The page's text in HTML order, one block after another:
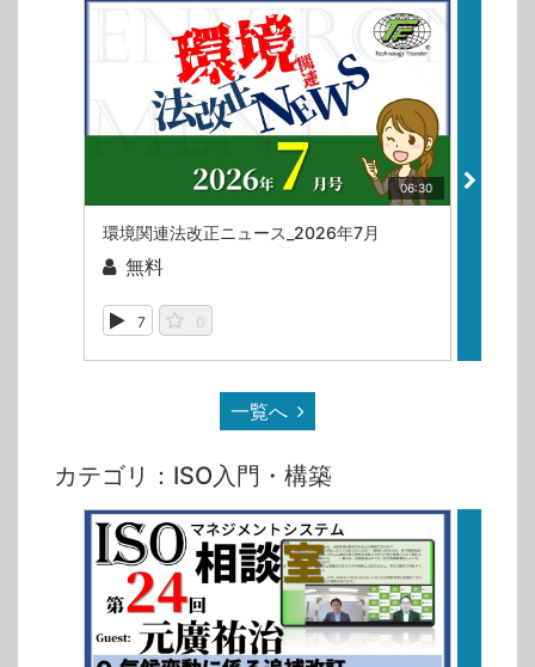
06:30
環境関連法改正ニュース_2026年7月
無料
7 0
一覧へ
カテゴリ：ISO入門・構築